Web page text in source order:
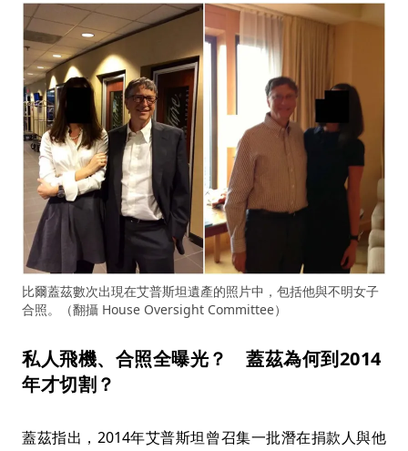
比爾蓋茲數次出現在艾普斯坦遺產的照片中，包括他與不明女子
合照。（翻攝 House Oversight Committee）
私人飛機、合照全曝光？ 蓋茲為何到2014
年才切割？
蓋茲指出，2014年艾普斯坦曾召集一批潛在捐款人與他